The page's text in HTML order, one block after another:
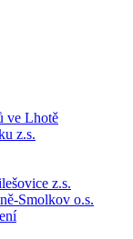
ve Lhotě
z.s.
z.s.
Smolkov o.s.